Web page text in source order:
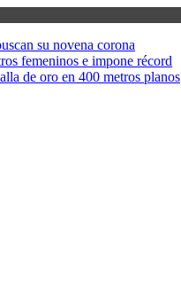
su novena corona
femeninos e impone récord
de oro en 400 metros planos